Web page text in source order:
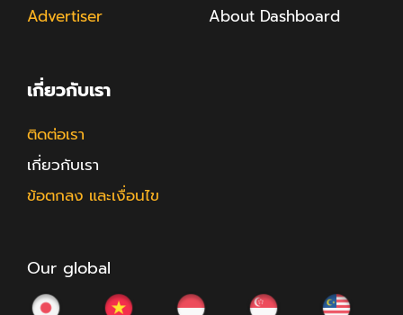
Advertiser
About Dashboard
เกี่ยวกับเรา
ติดต่อเรา
เกี่ยวกับเรา
ข้อตกลง และเงื่อนไข
Our global